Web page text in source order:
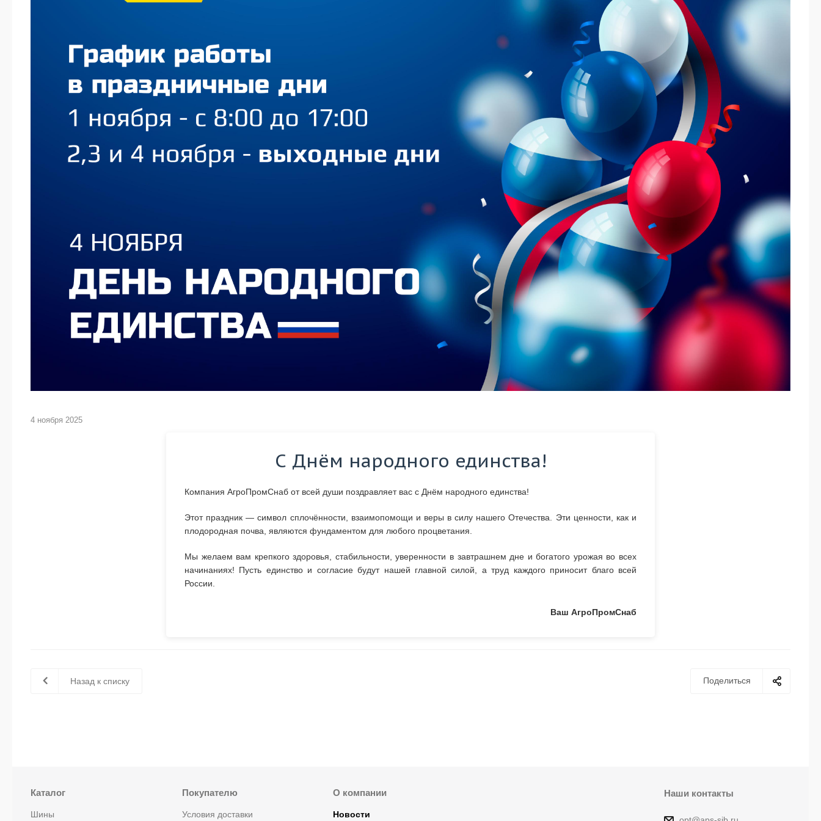
4 ноября 2025
С Днём народного единства!
Компания АгроПромСнаб от всей души поздравляет вас с Днём народного единства!
Этот праздник — символ сплочённости, взаимопомощи и веры в силу нашего Отечества. Эти ценности, как и
плодородная почва, являются фундаментом для любого процветания.
Мы желаем вам крепкого здоровья, стабильности, уверенности в завтрашнем дне и богатого урожая во всех
начинаниях! Пусть единство и согласие будут нашей главной силой, а труд каждого приносит благо всей
России.
Ваш АгроПромСнаб
Поделиться
Назад к списку
Каталог
Шины
Покупателю
Условия доставки
О компании
Новости
Наши контакты